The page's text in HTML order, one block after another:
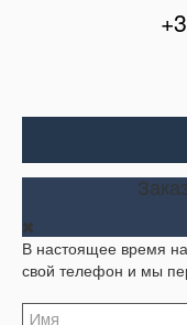
Двери входные
Окна и балконы
Кондиционеры
В настоящее время
свой телефон и мы